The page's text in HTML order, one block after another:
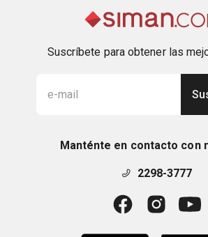
Suscríbete para obtener las
Manténte en contacto con
2298-3777